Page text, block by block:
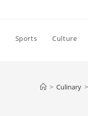
Sports Culture
> Culinary >